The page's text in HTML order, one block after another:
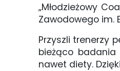
„Młodzieżowy
Zawodowego im.
Przyszli trenerzy
bieżąco badania
nawet diety.